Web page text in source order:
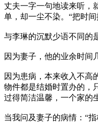
丈夫一字一句地读来听，
单，却一尘不染。“把时
与李琳的沉默少语不同的
因为妻子，他的业余时间
因为患病，本来收入不高
物件都是结婚时置办的，
过得简洁温馨，一个家的
当我问及妻子的病情：“